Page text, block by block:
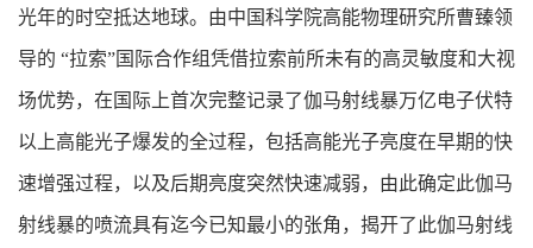
光年的时空抵达地球。由中国科学院高能物理研究所曹臻领
导的 “拉索”国际合作组凭借拉索前所未有的高灵敏度和大视
场优势，在国际上首次完整记录了伽马射线暴万亿电子伏特
以上高能光子爆发的全过程，包括高能光子亮度在早期的快
速增强过程，以及后期亮度突然快速减弱，由此确定此伽马
射线暴的喷流具有迄今已知最小的张角，揭开了此伽马射线